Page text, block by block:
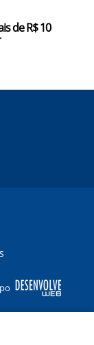
de R$ 10